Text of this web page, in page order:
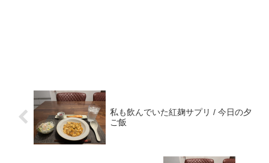
私も飲んでいた紅麹サプリ / 今日の夕
ご飯